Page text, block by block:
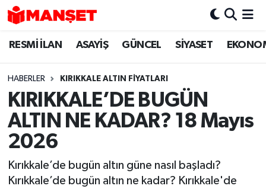
RESMİ İLAN ASAYİŞ GÜNCEL SİYASET
HABERLER KIRIKKALE ALTIN FİYATLARI
KIRIKKALE’DE BUGÜN
ALTIN NE KADAR? 18 Mayıs
2026
Kırıkkale’de bugün altın güne nasıl başladı?
Kırıkkale’de bugün altın ne kadar? Kırıkkale'de
Hava Durumu
Trafik Durumu
Süper Lig Puan Durumu ve Fikstür
Tüm Manşetler
Son Dakika Haberleri